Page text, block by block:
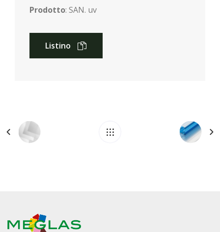
Prodotto: SAN. uv
Listino